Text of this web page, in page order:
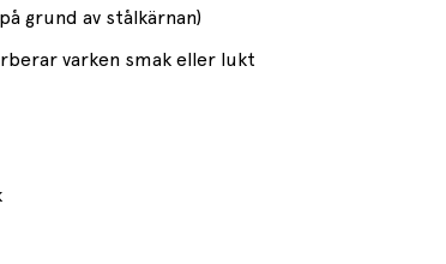
grund av stålkärnan)
varken smak eller lukt